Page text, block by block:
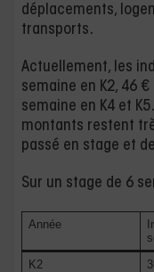
déplacements,
transports.
Actuellement, les
semaine en K2, 46
semaine en K4 et
montants restent
passé en stage et
Sur un stage de 6
Année
K2